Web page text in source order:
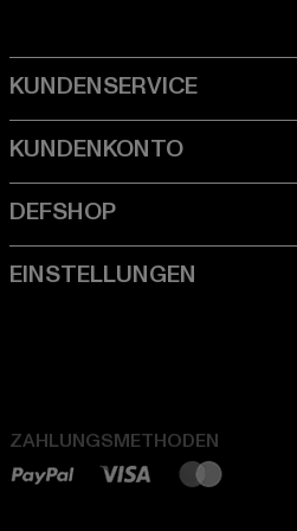
ZAHLUNGSMETHODEN